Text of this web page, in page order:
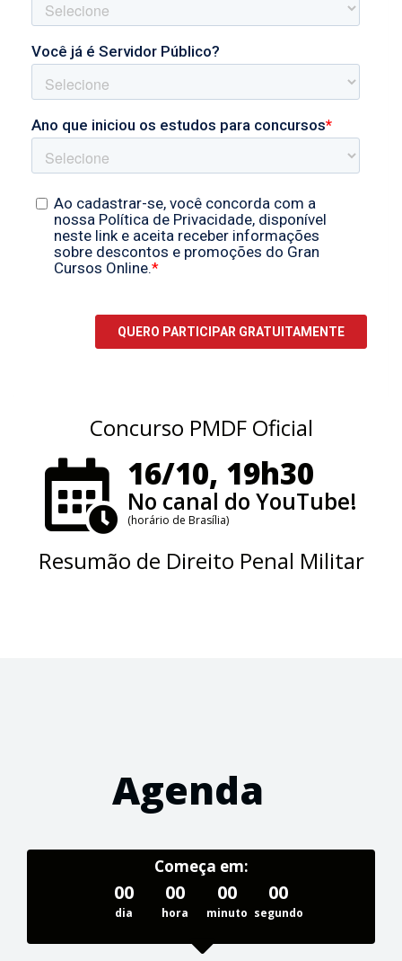
Concurso PMDF Oficial
16/10, 19h30
No canal do YouTube!
(horário de Brasília)
Resumão de Direito Penal Militar
Agenda
Começa em:
00
dia
00
hora
00
minuto
00
segundo